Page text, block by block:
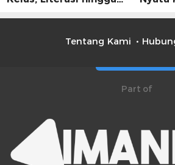
Tentang Kami
Part of